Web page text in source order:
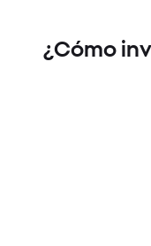
¿Cómo